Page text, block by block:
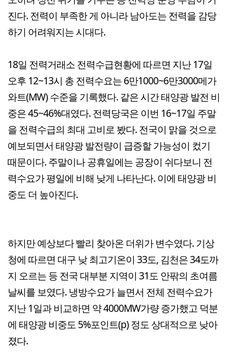
진다. 전력이 부족한 게 아니라 남아도는 전력을 감당
하기 어려워지는 시대다.
18일 전력거래소 전력수급현황에 따르면 지난 17일
오후 12~13시 총 전력수요는 6만1000~6만3000메가
와트(MW) 수준을 기록했다. 같은 시간 태양광 발전 비
중은 45~46%대였다. 전력당국은 이번 16~17일 주말
을 전력수급의 최대 고비로 봤다. 전국이 맑을 것으로
예보되면서 태양광 발전량이 급증할 가능성이 컸기
때문이다. 주말이나 공휴일에는 공장이 쉬다보니 전
력수요가 평일에 비해 낮게 나타난다. 이에 태양광 비
중도 더 높아진다.
하지만 예상보다 빨리 찾아온 더위가 변수였다. 기상
청에 따르면 대구 낮 최고기온이 33도, 김천은 34도까
지 오르는 등 전국 대부분 지역이 31도 안팎의 초여름
날씨를 보였다. 냉방수요가 늘면서 전체 전력수요가
지난 1일과 비교하면 약 4000MW가량 증가했고 덕분
에 태양광 비중도 5%포인트(p) 정도 상대적으로 낮아
졌다.